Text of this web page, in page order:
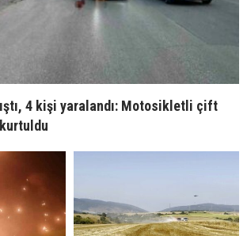
4 kişi yaralandı: Motosikletli çift